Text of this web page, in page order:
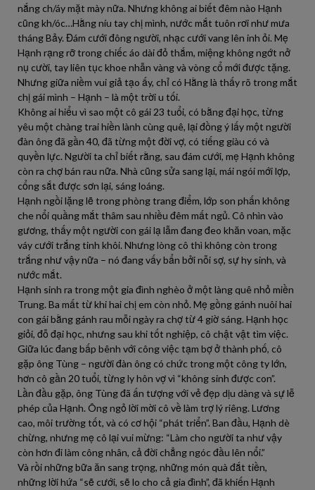
nắng ch/áy mặt mày nữa. Nhưng không ai biết đêm nào Hạnh
cũng kh/óc…Hằng níu tay chị mình, nước mắt tuôn rơi như mưa
tháng Bảy. Đám cưới đông người, nhạc cưới vang lên inh ỏi. Mẹ
Hạnh rạng rỡ trong chiếc áo dài đỏ thắm, miệng không ngớt nở
nụ cười, tay liên tục khoe nhẫn vàng và vòng cổ mới được tặng.
Nhưng giữa niềm vui giả tạo ấy, chỉ có Hằng là thấy rõ trong mắt
chị gái mình – Hạnh – là một trời u tối.
Không ai hiểu vì sao một cô gái 23 tuổi, có bằng đại học, từng
yêu một chàng trai hiền lành cùng quê, lại đồng ý lấy một người
đàn ông đã gần 40, đã từng một đời vợ, có tiếng giàu có và
quyền lực. Người ta chỉ biết rằng, sau đám cưới, mẹ Hạnh không
còn ra chợ bán rau nữa. Nhà cũng sửa sang lại, mái ngói mới lợp,
cổng sắt được sơn lại, sáng loáng.
Hạnh ngồi lặng lẽ trong phòng trang điểm, lớp son phấn không
che nổi quầng mắt thâm sau nhiều đêm mất ngủ. Cô nhìn vào
gương, thấy một người con gái lạ lẫm đang đeo khăn voan, mặc
váy cưới trắng tinh khôi. Nhưng lòng cô thì không còn trong
trắng như vậy nữa – nó đang vấy bẩn bởi nỗi sợ, sự hy sinh, và
nước mắt.
Hạnh sinh ra trong một gia đình nghèo ở một làng quê nhỏ miền
Trung. Ba mất từ khi hai chị em còn nhỏ. Mẹ gồng gánh nuôi hai
con gái bằng gánh rau mỗi ngày ra chợ từ 4 giờ sáng. Hạnh học
giỏi, đỗ đại học, nhưng sau khi tốt nghiệp, cô chật vật tìm việc.
Giữa lúc đang bấp bênh với công việc tạm bợ ở thành phố, cô
gặp ông Tùng – người đàn ông có chức trong một công ty lớn,
hơn cô gần 20 tuổi, từng ly hôn vợ vì “không sinh được con”.
Lần đầu gặp, ông Tùng đã ấn tượng với vẻ đẹp dịu dàng và sự lễ
phép của Hạnh. Ông ngỏ lời mời cô về làm trợ lý riêng. Lương
cao, môi trường tốt, và có cơ hội “phát triển”. Ban đầu, Hạnh dè
chừng, nhưng mẹ cô lại vui mừng: “Làm cho người ta như vậy
còn hơn đi làm công nhân, cả đời chẳng ngóc đầu lên nổi.”
Và rồi những bữa ăn sang trọng, những món quà đắt tiền,
những lời hứa “sẽ cưới, sẽ lo cho cả gia đình”, đã khiến Hạnh